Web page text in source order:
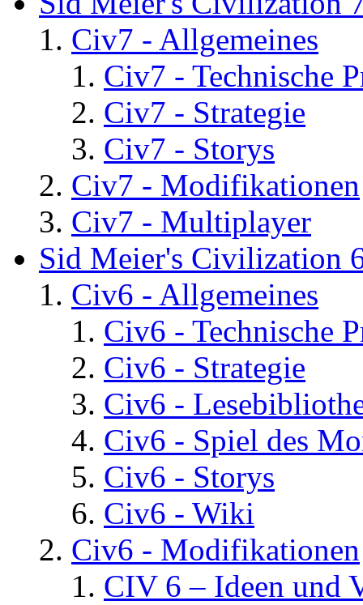
Civ7 - Allgemeines
Civ7 - Technische
Civ7 - Strategie
Civ7 - Storys
Civ7 - Modifikationen
Civ7 - Multiplayer
Sid Meier's Civilization
Civ6 - Allgemeines
Civ6 - Technische
Civ6 - Strategie
Civ6 -
Civ6 - Spiel des
Civ6 - Storys
Civ6 - Wiki
Civ6 - Modifikationen
CIV 6 – Ideen und